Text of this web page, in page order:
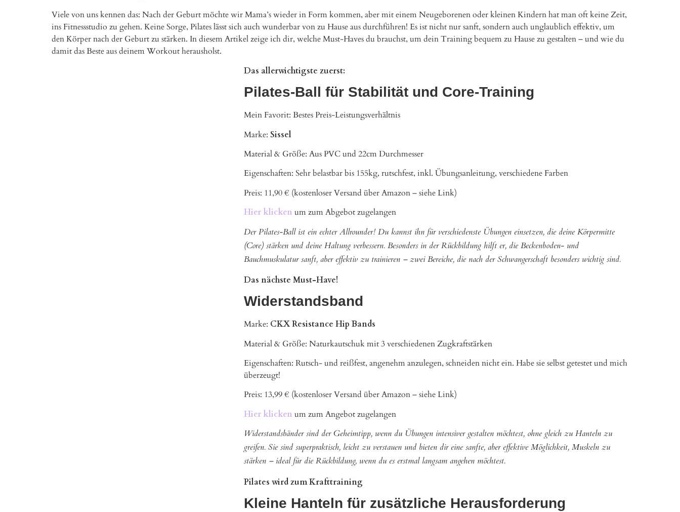
Viele von uns kennen das: Nach der Geburt möchte wir Mama’s wieder in Form kommen, aber mit einem Neugeborenen oder kleinen Kindern hat man oft keine Zeit,
ins Fitnessstudio zu gehen. Keine Sorge, Pilates lässt sich auch wunderbar von zu Hause aus durchführen! Es ist nicht nur sanft, sondern auch unglaublich effektiv, um
den Körper nach der Geburt zu stärken. In diesem Artikel zeige ich dir, welche Must-Haves du brauchst, um dein Training bequem zu Hause zu gestalten – und wie du
damit das Beste aus deinem Workout herausholst.
Das allerwichtigste zuerst:
Pilates-Ball für Stabilität und Core-Training
Mein Favorit: Bestes Preis-Leistungsverhältnis
Marke: Sissel
Material & Größe: Aus PVC und 22cm Durchmesser
Eigenschaften: Sehr belastbar bis 155kg, rutschfest, inkl. Übungsanleitung, verschiedene Farben
Preis: 11,90 € (kostenloser Versand über Amazon – siehe Link)
Hier klicken um zum Abgebot zugelangen
Der Pilates-Ball ist ein echter Allrounder! Du kannst ihn für verschiedenste Übungen einsetzen, die deine Körpermitte
(Core) stärken und deine Haltung verbessern. Besonders in der Rückbildung hilft er, die Beckenboden- und
Bauchmuskulatur sanft, aber effektiv zu trainieren – zwei Bereiche, die nach der Schwangerschaft besonders wichtig sind.
Das nächste Must-Have!
Widerstandsband
Marke: CKX Resistance Hip Bands
Material & Größe: Naturkautschuk mit 3 verschiedenen Zugkraftstärken
Eigenschaften: Rutsch- und reißfest, angenehm anzulegen, schneiden nicht ein. Habe sie selbst getestet und mich
überzeugt!
Preis: 13,99 € (kostenloser Versand über Amazon – siehe Link)
Hier klicken um zum Angebot zugelangen
Widerstandsbänder sind der Geheimtipp, wenn du Übungen intensiver gestalten möchtest, ohne gleich zu Hanteln zu
greifen. Sie sind superpraktisch, leicht zu verstauen und bieten dir eine sanfte, aber effektive Möglichkeit, Muskeln zu
stärken – ideal für die Rückbildung, wenn du es erstmal langsam angehen möchtest.
Pilates wird zum Krafttraining
Kleine Hanteln für zusätzliche Herausforderung